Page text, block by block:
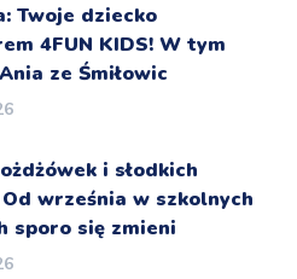
Twoje dziecko
4FUN KIDS! W tym
ze Śmiłowic
i słodkich
września w szkolnych
sporo się zmieni